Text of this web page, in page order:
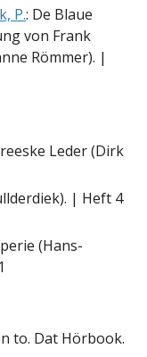
P.: De Blaue
von Frank
Römmer). |
Leder (Dirk
| Heft 4
(Hans-
to. Dat Hörbook.